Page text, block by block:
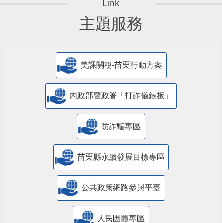
主題服務
美課關稅-苗栗行動方案
內政部警政署「打詐儀錶板」
防詐騙專區
苗栗縣永續發展目標專區
公共政策網路參與平臺
人民團體專區